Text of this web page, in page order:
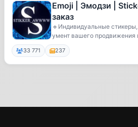
Emoji | Эмодзи |
заказ
🔹Индивидуальные
умент вашего продвижения
33 771 237